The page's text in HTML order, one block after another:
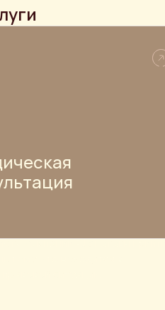
компании PJS готовы